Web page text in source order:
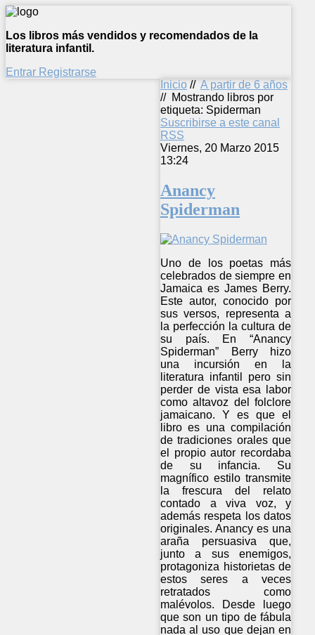
Los libros más vendidos y recomendados de la
literatura infantil.
Entrar Registrarse
Inicio // A partir de 6 años
// Mostrando libros por
etiqueta: Spiderman
Suscribirse a este canal
RSS
Viernes, 20 Marzo 2015
13:24
Anancy
Spiderman
Uno de los poetas más
celebrados de siempre en
Jamaica es James Berry.
Este autor, conocido por
sus versos, representa a
la perfección la cultura de
su país. En “Anancy
Spiderman” Berry hizo
una incursión en la
literatura infantil pero sin
perder de vista esa labor
como altavoz del folclore
jamaicano. Y es que el
libro es una compilación
de tradiciones orales que
el propio autor recordaba
de su infancia. Su
magnífico estilo transmite
la frescura del relato
contado a viva voz, y
además respeta los datos
originales. Anancy es una
araña persuasiva que,
junto a sus enemigos,
protagoniza historietas de
estos seres a veces
retratados como
malévolos. Desde luego
que son un tipo de fábula
nada al uso que dejan en